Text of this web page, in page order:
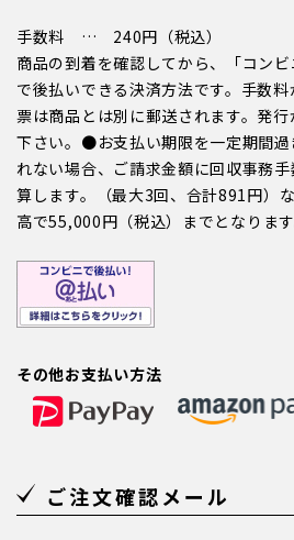
手数料 … 240円（税込）
商品の到着を確認してから、「コンビ
で後払いできる決済方法です。手数
票は商品とは別に郵送されます。発
下さい。●お支払い期限を一定期間過
れない場合、ご請求金額に回収事務
算します。（最大3回、合計891円）
高で55,000円（税込）までとなります
その他お支払い方法
ご注文確認メール